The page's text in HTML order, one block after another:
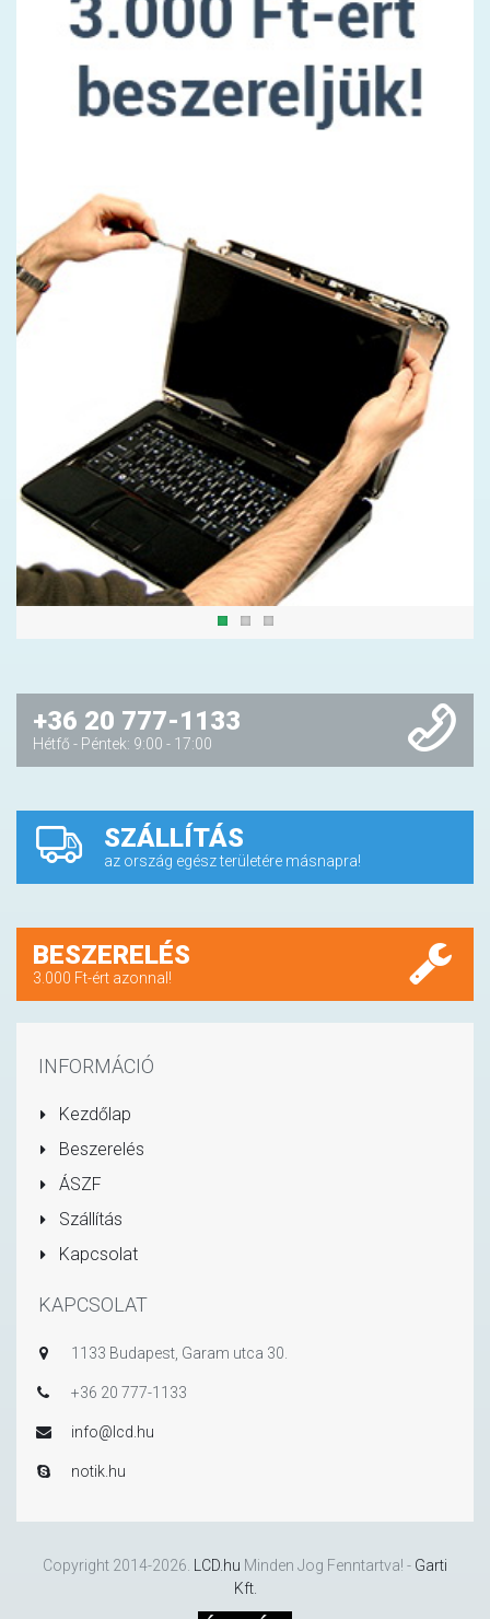
+36 20 777-1133
Hétfő - Péntek: 9:00 - 17:00
SZÁLLÍTÁS
az ország egész területére másnapra!
BESZERELÉS
3.000 Ft-ért azonnal!
INFORMÁCIÓ
Kezdőlap
Beszerelés
ÁSZF
Szállítás
Kapcsolat
KAPCSOLAT
1133 Budapest, Garam utca 30.
+36 20 777-1133
info@lcd.hu
notik.hu
Copyright 2014-2026. LCD.hu Minden Jog Fenntartva! - Garti
Kft.